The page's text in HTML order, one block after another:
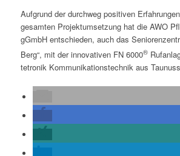
Aufgrund der durchweg positiven
gesamten Projektumsetzung hat die AWO
gGmbH entschieden, auch das
Berg“, mit der innovativen FN 6000®
tetronik Kommunikationstechnik aus